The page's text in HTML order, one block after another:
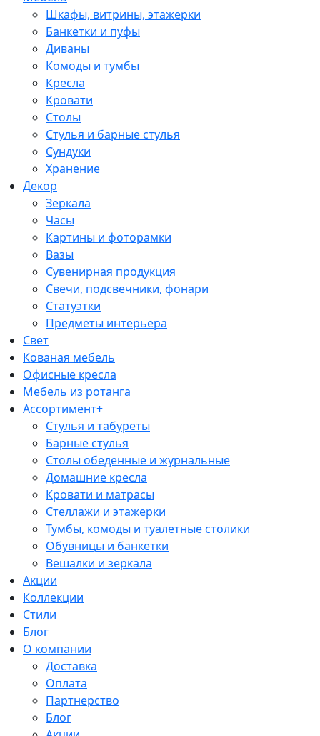
Шкафы, витрины, этажерки
Банкетки и пуфы
Диваны
Комоды и тумбы
Кресла
Кровати
Столы
Стулья и барные стулья
Сундуки
Хранение
Декор
Зеркала
Часы
Картины и фоторамки
Вазы
Сувенирная продукция
Свечи, подсвечники, фонари
Статуэтки
Предметы интерьера
Свет
Кованая мебель
Офисные кресла
Мебель из ротанга
Ассортимент+
Стулья и табуреты
Барные стулья
Столы обеденные и журнальные
Домашние кресла
Кровати и матрасы
Стеллажи и этажерки
Тумбы, комоды и туалетные столики
Обувницы и банкетки
Вешалки и зеркала
Акции
Коллекции
Стили
Блог
О компании
Доставка
Оплата
Партнерство
Блог